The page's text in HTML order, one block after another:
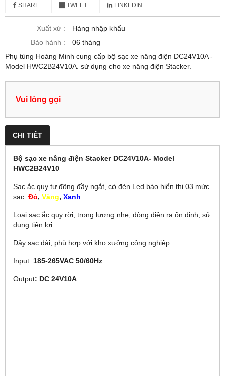
SHARE TWEET LINKEDIN
Xuất xứ :
Hàng nhập khẩu
Bảo hành :
06 tháng
Phụ tùng Hoàng Minh cung cấp bộ sạc xe nâng điện DC24V10A -
Model HWC2B24V10A. sử dụng cho xe nâng điện Stacker.
Vui lòng gọi
CHI TIẾT
Bộ sạc xe nâng điện Stacker DC24V10A- Model
HWC2B24V10
Sạc ắc quy tự động đầy ngắt, có đèn Led báo hiển thị 03 mức
sạc: Đỏ, Vàng, Xanh
Loại sạc ắc quy rời, trọng lượng nhẹ, dòng điện ra ổn định, sử
dụng tiện lợi
Dây sạc dài, phù hợp với kho xưởng công nghiệp.
Input: 185-265VAC 50/60Hz
Output: DC 24V10A